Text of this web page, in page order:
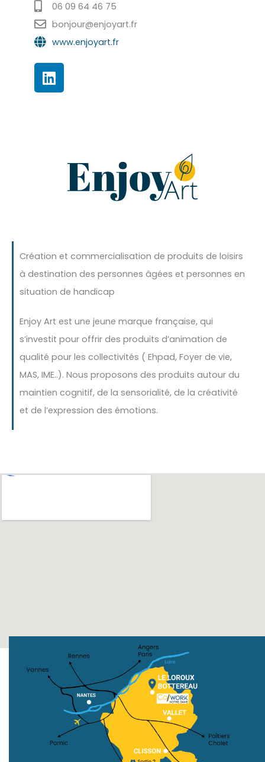
06 09 64 46 75
bonjour@enjoyart.fr
www.enjoyart.fr
L
i
n
Création et commercialisation de produits de loisirs
à destination des personnes âgées et personnes en
situation de handicap
Enjoy Art est une jeune marque française, qui
s’investit pour offrir des produits d’animation de
qualité pour les collectivités ( Ehpad, Foyer de vie,
MAS, IME..). Nous proposons des produits autour du
maintien cognitif, de la sensorialité, de la créativité
et de l’expression des émotions.